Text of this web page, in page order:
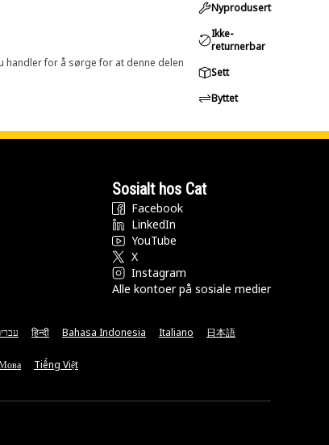
handler for å sørge for at denne delen
Nyprodusert
Ikke-
returnerbar
Sett
Byttet
Sosialt hos Cat
Facebook
LinkedIn
YouTube
X
Instagram
Alle kontoer på sosiale medier
हिन्दी Bahasa Indonesia Italiano 日本語
Tiếng Việt